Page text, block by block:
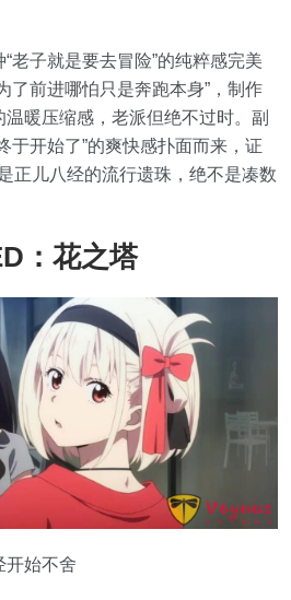
老子就是要去冒险”的纯粹感完美
了前进哪怕只是奔跑本身”，制作
温暖压缩感，老派但绝不过时。副
于开始了”的爽快感扑面而来，证
正儿八经的流行遗珠，绝不是凑数
：花之塔
开始不舍